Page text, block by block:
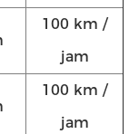
100 km /
jam
100 km /
jam